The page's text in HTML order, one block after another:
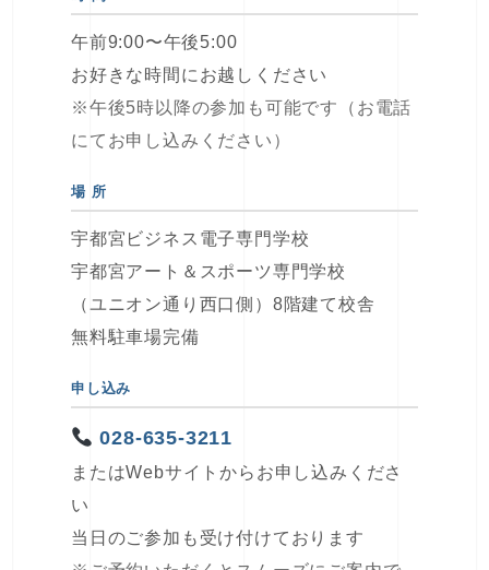
午前9:00〜午後5:00
お好きな時間にお越しください
※午後5時以降の参加も可能です（お電話
にてお申し込みください）
場 所
宇都宮ビジネス電子専門学校
宇都宮アート＆スポーツ専門学校
（ユニオン通り西口側）8階建て校舎
無料駐車場完備
申し込み
028-635-3211
またはWebサイトからお申し込みくださ
い
当日のご参加も受け付けております